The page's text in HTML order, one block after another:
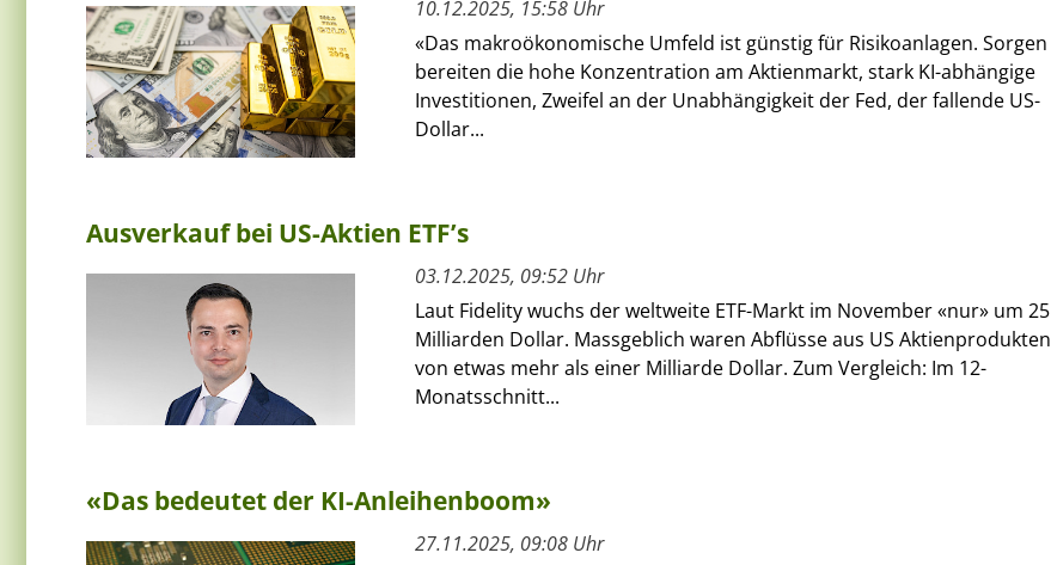
10.12.2025, 15:58 Uhr
«Das makroökonomische Umfeld ist günstig für Risikoanlagen. Sorgen
bereiten die hohe Konzentration am Aktienmarkt, stark KI-abhängige
Investitionen, Zweifel an der Unabhängigkeit der Fed, der fallende US-
Dollar...
Ausverkauf bei US-Aktien ETF’s
03.12.2025, 09:52 Uhr
Laut Fidelity wuchs der weltweite ETF-Markt im November «nur» um 25
Milliarden Dollar. Massgeblich waren Abflüsse aus US Aktienprodukten
von etwas mehr als einer Milliarde Dollar. Zum Vergleich: Im 12-
Monatsschnitt...
«Das bedeutet der KI-Anleihenboom»
27.11.2025, 09:08 Uhr